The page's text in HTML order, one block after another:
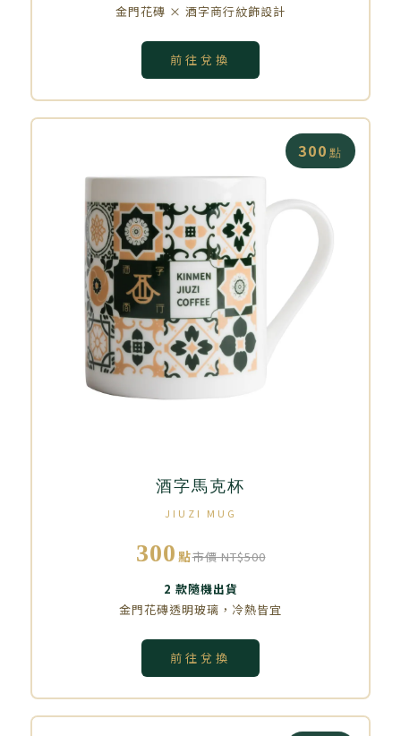
金門花磚 × 酒字商行紋飾設計
前往兌換
300 點
酒字馬克杯
JIUZI MUG
300 點市價 NT$500
2 款隨機出貨
金門花磚透明玻璃，冷熱皆宜
前往兌換